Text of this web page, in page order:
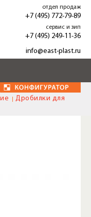
отдел продаж
+7 (495) 772-79-89
сервис и зип
+7 (495) 249-11-36
info@east-plast.ru
Дробилки для